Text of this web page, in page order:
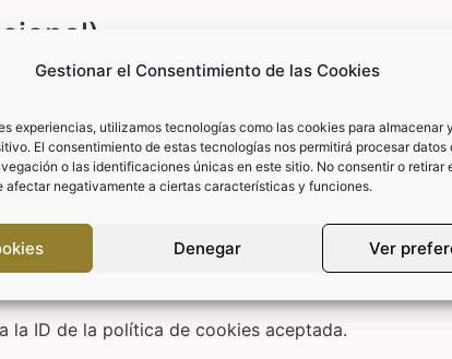
Gestionar el Consentimiento de las Cookies
experiencias, utilizamos tecnologías como las cookies para almacenar
El consentimiento de estas tecnologías nos permitirá procesar datos
o las identificaciones únicas en este sitio. No consentir o retirar
afectar negativamente a ciertas características y funciones.
Denegar Ver
web frente a spam y envíos automatizados.
contra correo no deseado.
la aceptación de otras cookies y la política de
la ID de la política de cookies aceptada.